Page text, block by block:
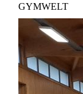
GYMWELT